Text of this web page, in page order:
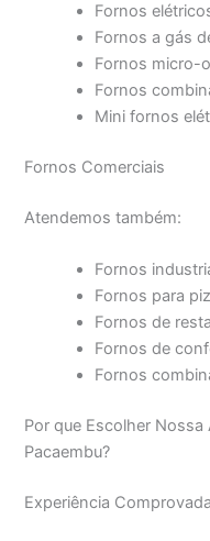
Fornos
Fornos a gás
Fornos micro-
Fornos
Mini fornos
Fornos Comerciais
Atendemos também:
Fornos
Fornos para
Fornos de
Fornos de
Fornos
Por que Escolher
Pacaembu?
Experiência Comprovada